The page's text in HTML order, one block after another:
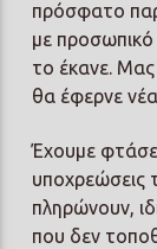
πρόσφατο
με προσωπικό
το έκανε. Μας
θα έφερνε
Έχουμε
υποχρεώσεις
πληρώνουν,
που δεν